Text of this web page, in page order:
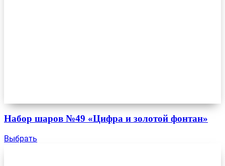
Набор шаров №49 «Цифра и золотой фонтан»
Выбрать